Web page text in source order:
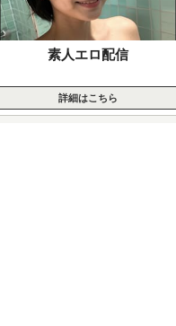
素人エロ配信
詳細はこちら